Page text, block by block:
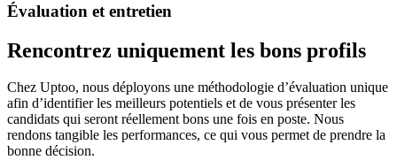
Évaluation et entretien
Rencontrez uniquement les bons profils
Chez Uptoo, nous déployons une méthodologie d’évaluation unique
afin d’identifier les meilleurs potentiels et de vous présenter les
candidats qui seront réellement bons une fois en poste. Nous
rendons tangible les performances, ce qui vous permet de prendre la
bonne décision.